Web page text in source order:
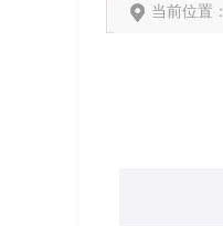
当前位置：